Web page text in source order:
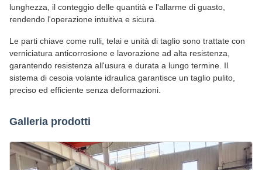
lunghezza, il conteggio delle quantità e l'allarme di guasto,
rendendo l'operazione intuitiva e sicura.
Le parti chiave come rulli, telai e unità di taglio sono trattate con
verniciatura anticorrosione e lavorazione ad alta resistenza,
garantendo resistenza all'usura e durata a lungo termine. Il
sistema di cesoia volante idraulica garantisce un taglio pulito,
preciso ed efficiente senza deformazioni.
Galleria prodotti